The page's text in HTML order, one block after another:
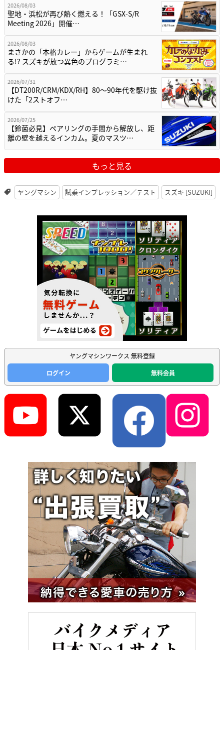
2026/08/03
聖地・浜松が再び熱く燃える！「GSX-S/R
Meeting 2026」開催…
2026/08/03
まさかの「本格カレー」からゲームが生まれ
る!? スズキが放つ異色のプログラミ…
2026/07/31
【DT200R/CRM/KDX/RH】80〜90年代を駆け抜
けた「2ストオフ…
2026/07/25
【鈴菌必見】ペアリングの手間から解放し、距
離の壁を越えるインカム。夏のマスツ…
もっと見る
ヤングマシン 試乗インプレッション／テスト スズキ [SUZUKI]
ヤングマシンワークス 無料登録
ログイン
無料会員